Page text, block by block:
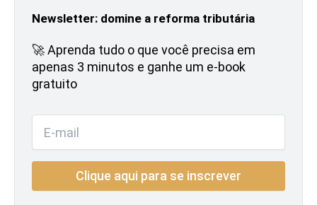
Newsletter: domine a reforma tributária
🚀 Aprenda tudo o que você precisa em
apenas 3 minutos e ganhe um e-book
gratuito